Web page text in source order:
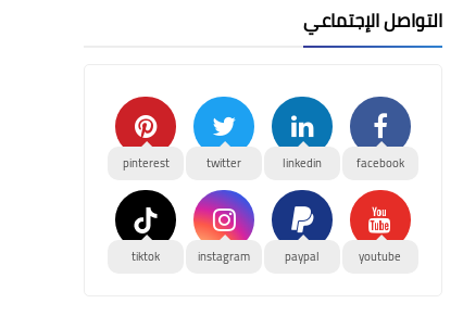
التواصل الإجتماعي
facebook
linkedin
twitter
pinterest
youtube
paypal
instagram
tiktok